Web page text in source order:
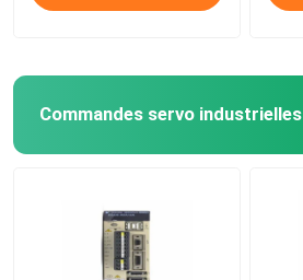
Commandes servo industrielles